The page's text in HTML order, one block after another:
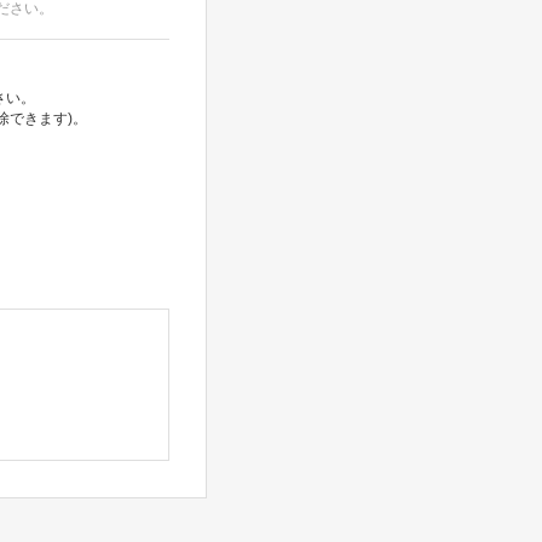
い。
。
きます)。